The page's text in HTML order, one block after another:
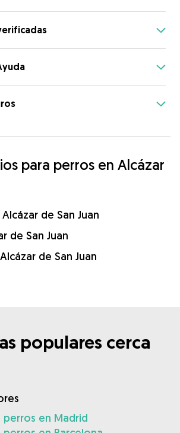
para perros en Alcázar
de San Juan
de San Juan
de San Juan
populares cerca
en Madrid